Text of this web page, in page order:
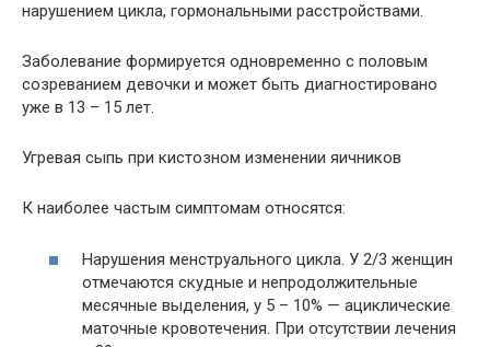
нарушением цикла, гормональными расстройствами.
Заболевание формируется одновременно с половым
созреванием девочки и может быть диагностировано
уже в 13 – 15 лет.
Угревая сыпь при кистозном изменении яичников
К наиболее частым симптомам относятся:
Нарушения менструального цикла. У 2/3 женщин
отмечаются скудные и непродолжительные
месячные выделения, у 5 – 10% — ациклические
маточные кровотечения. При отсутствии лечения